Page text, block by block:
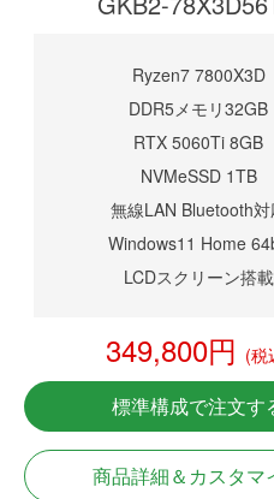
Ryzen7 7800X3D
DDR5メモリ32GB
RTX 5060Ti 8GB
NVMeSSD 1TB
無線LAN Bluetooth
Windows11 Home
LCDスクリーン搭載
349,800円 (税
標準構成で注文す
商品詳細＆カスタマ